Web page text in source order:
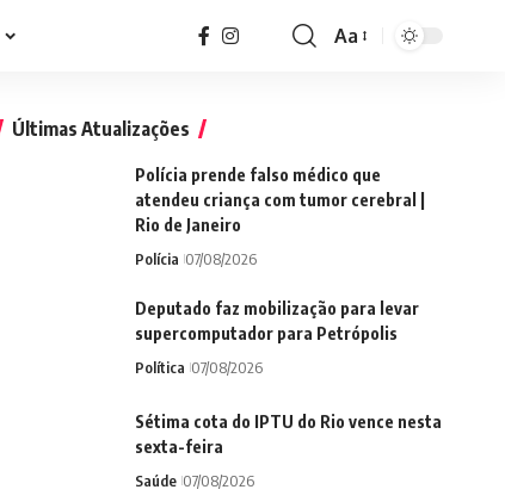
Font
Aa
Últimas Atualizações
Polícia prende falso médico que
atendeu criança com tumor cerebral |
Rio de Janeiro
Polícia 07/08/2026
Deputado faz mobilização para levar
supercomputador para Petrópolis
Política 07/08/2026
Sétima cota do IPTU do Rio vence nesta
sexta-feira
Saúde 07/08/2026